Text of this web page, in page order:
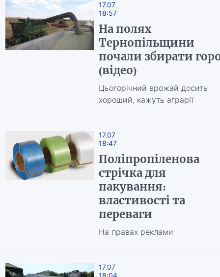
17.07
18:57
На полях
Тернопільщини
почали збирати
(відео)
Цьогорічний врожай досить
хороший, кажуть аграрії
17.07
18:47
Поліпропіленова
стрічка для
пакування:
властивості та
переваги
На правах реклами
17.07
18:04